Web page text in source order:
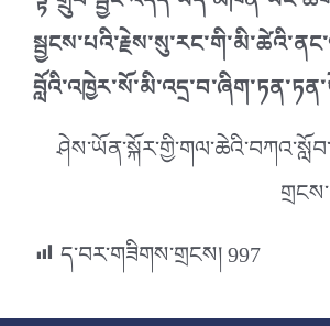
ད་བར་གཟིགས་གྲངས།997